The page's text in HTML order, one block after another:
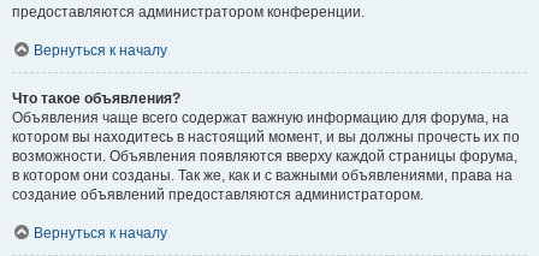
предоставляются администратором конференции.
Вернуться к началу
Что такое объявления?
Объявления чаще всего содержат важную информацию для форума, на
котором вы находитесь в настоящий момент, и вы должны прочесть их по
возможности. Объявления появляются вверху каждой страницы форума,
в котором они созданы. Так же, как и с важными объявлениями, права на
создание объявлений предоставляются администратором.
Вернуться к началу